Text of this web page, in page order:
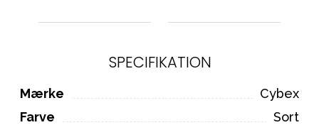
SPECIFIKATION
Mærke
Cybex
Farve
Sort